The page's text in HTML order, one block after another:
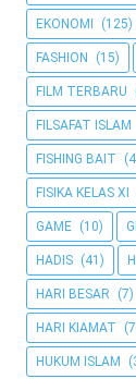
EKONOMI (125)
FASHION (15)
FILM TERBARU
FILSAFAT ISLAM
FISHING BAIT
FISIKA KELAS XI
GAME (10)
HADIS (41)
HARI BESAR (7)
HARI KIAMAT
HUKUM ISLAM